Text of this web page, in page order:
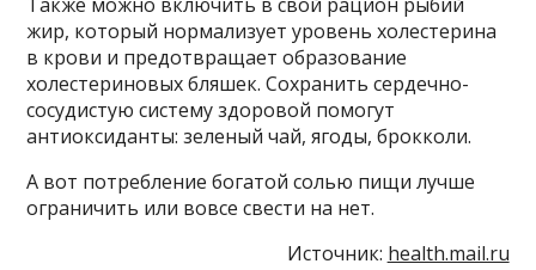
жир, который нормализует уровень холестерина
в крови и предотвращает образование
холестериновых бляшек. Сохранить сердечно-
сосудистую систему здоровой помогут
антиоксиданты: зеленый чай, ягоды, брокколи.
А вот потребление богатой солью пищи лучше
ограничить или вовсе свести на нет.
Источник: health.mail.ru